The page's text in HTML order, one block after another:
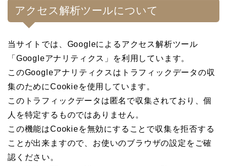
アクセス解析ツールについて
当サイトでは、Googleによるアクセス解析ツール
「Googleアナリティクス」を利用しています。
このGoogleアナリティクスはトラフィックデータの収
集のためにCookieを使用しています。
このトラフィックデータは匿名で収集されており、個
人を特定するものではありません。
この機能はCookieを無効にすることで収集を拒否する
ことが出来ますので、お使いのブラウザの設定をご確
認ください。